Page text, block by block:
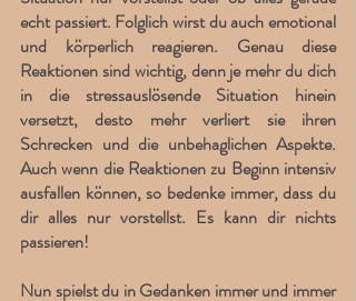
echt passiert. Folglich wirst du auch emotional
und körperlich reagieren. Genau diese
Reaktionen sind wichtig, denn je mehr du dich
in die stressauslösende Situation hinein
versetzt, desto mehr verliert sie ihren
Schrecken und die unbehaglichen Aspekte.
Auch wenn die Reaktionen zu Beginn intensiv
ausfallen können, so bedenke immer, dass du
dir alles nur vorstellst. Es kann dir nichts
passieren!
Nun spielst du in Gedanken immer und immer